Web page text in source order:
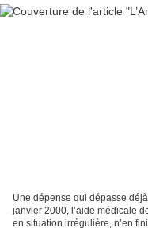
Une dépense qui dépasse
janvier 2000, l’aide médicale
en situation irrégulière, n’en